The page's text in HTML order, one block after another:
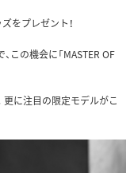
をプレゼント！
この機会に「MASTER OF
更に注目の限定モデルがこ